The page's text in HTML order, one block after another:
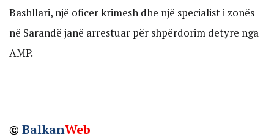
Bashllari, një oficer krimesh dhe një specialist i zonës
në Sarandë janë arrestuar për shpërdorim detyre nga
AMP.
© BalkanWeb